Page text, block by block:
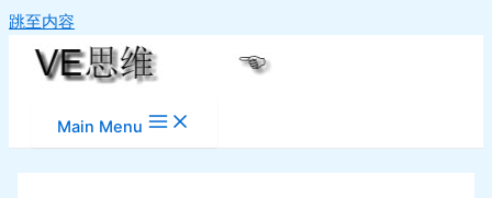
跳至内容
Main Menu